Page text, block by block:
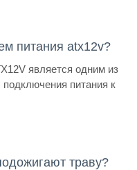
питания atx12v?
является одним из
питания к
траву?